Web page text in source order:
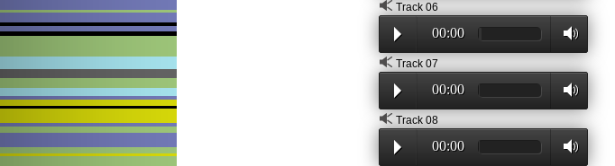
Track 06
00:00
Track 07
00:00
Track 08
00:00